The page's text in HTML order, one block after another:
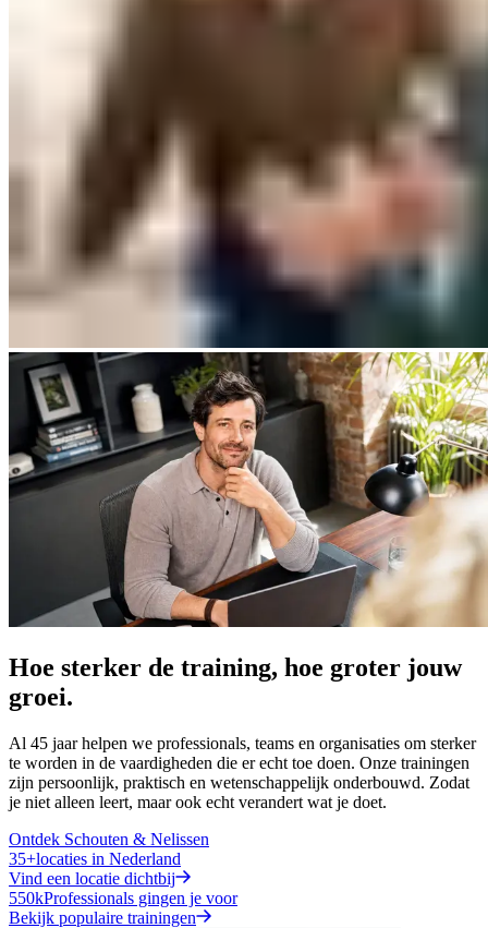
Hoe sterker de training, hoe groter jouw
groei.
Al 45 jaar helpen we professionals, teams en organisaties om sterker
te worden in de vaardigheden die er echt toe doen. Onze trainingen
zijn persoonlijk, praktisch en wetenschappelijk onderbouwd. Zodat
je niet alleen leert, maar ook echt verandert wat je doet.
Ontdek Schouten & Nelissen
35+locaties in Nederland
Vind een locatie dichtbij
550kProfessionals gingen je voor
Bekijk populaire trainingen